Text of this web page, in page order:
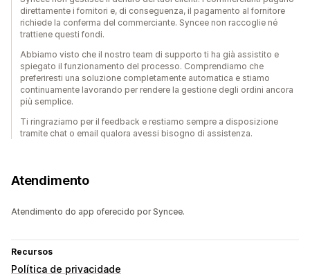
direttamente i fornitori e, di conseguenza, il pagamento al fornitore
richiede la conferma del commerciante. Syncee non raccoglie né
trattiene questi fondi.
Abbiamo visto che il nostro team di supporto ti ha già assistito e
spiegato il funzionamento del processo. Comprendiamo che
preferiresti una soluzione completamente automatica e stiamo
continuamente lavorando per rendere la gestione degli ordini ancora
più semplice.
Ti ringraziamo per il feedback e restiamo sempre a disposizione
tramite chat o email qualora avessi bisogno di assistenza.
Atendimento
Atendimento do app oferecido por Syncee.
Recursos
Política de privacidade